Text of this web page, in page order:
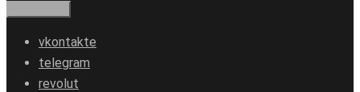
vkontakte
telegram
revolut